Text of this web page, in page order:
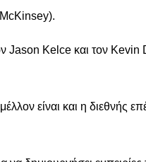
Jason Kelce και τον Kevin
είναι και η